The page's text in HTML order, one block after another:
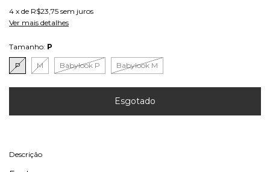
4 x de R$23,75 sem juros
Ver mais detalhes
Tamanho: P
P M Babylook P Babylook M
Descrição